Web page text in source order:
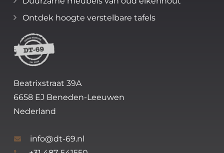
Ontdek hoogte verstelbare tafels
Beatrixstraat 39A
6658 EJ Beneden-Leeuwen
Nederland
info@dt-69.nl